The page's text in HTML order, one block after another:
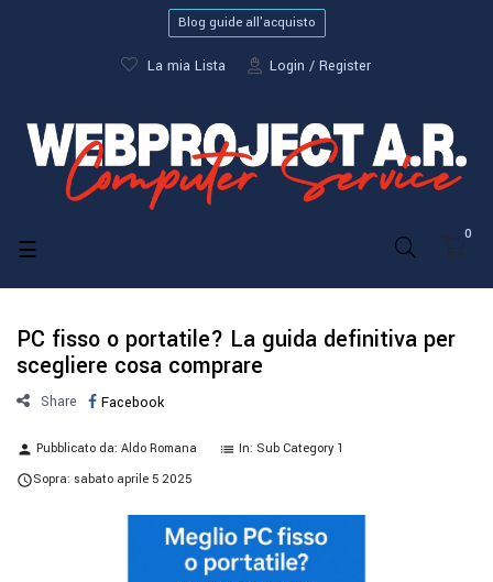
Blog guide all'acquisto
La mia Lista Login Register
0
navigazione
☰
PC fisso o portatile? La guida definitiva per
scegliere cosa comprare
Share Facebook
person Pubblicato da: Aldo Romana list In: Sub Category 1
Sopra: sabato aprile 5 2025